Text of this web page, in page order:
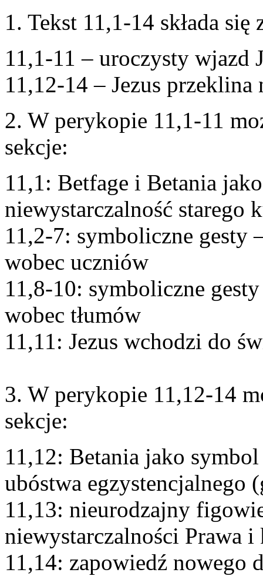
1. Tekst 11,1-14 składa się
11,1-11 – uroczysty wjazd
11,12-14 – Jezus
2. W perykopie 11,1-11
sekcje:
11,1: Betfage i Betania
niewystarczalność starego
11,2-7: symboliczne gesty
wobec uczniów
11,8-10: symboliczne
wobec tłumów
11,11: Jezus wchodzi do
3. W perykopie 11,12-14
sekcje:
11,12: Betania jako
ubóstwa egzystencjalnego
11,13: nieurodzajny
niewystarczalności Prawa
11,14: zapowiedź nowego